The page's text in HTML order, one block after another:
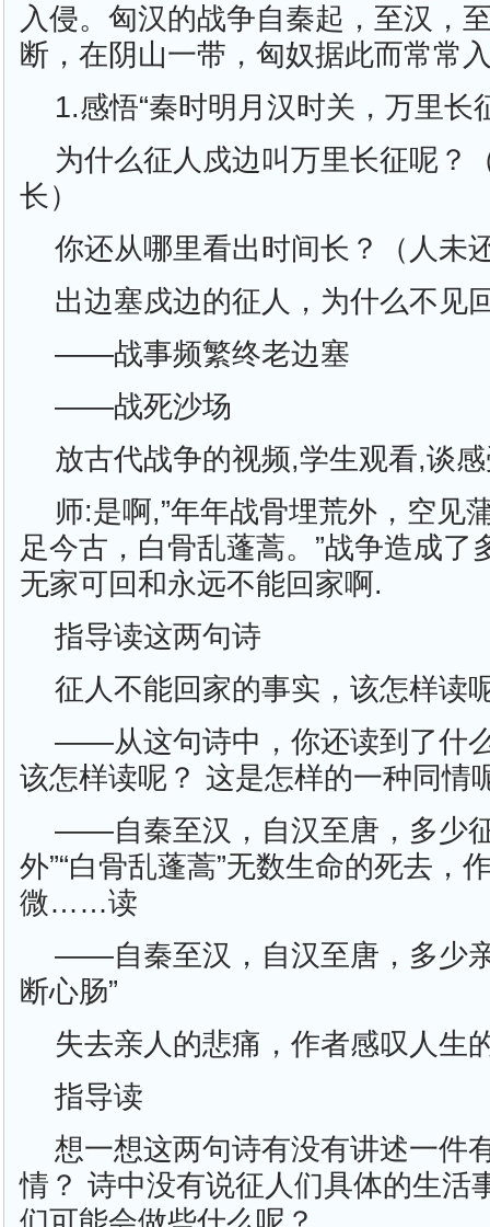
入侵。匈汉的战争自秦起，至汉，
断，在阴山一带，匈奴据此而常常
1.感悟“秦时明月汉时关，万里长
为什么征人戍边叫万里长征呢？
长）
你还从哪里看出时间长？（人未
出边塞戍边的征人，为什么不见
——战事频繁终老边塞
——战死沙场
放古代战争的视频,学生观看,谈
师:是啊,”年年战骨埋荒外，空见
足今古，白骨乱蓬蒿。”战争造成了
无家可回和永远不能回家啊.
指导读这两句诗
征人不能回家的事实，该怎样读
——从这句诗中，你还读到了什
该怎样读呢？ 这是怎样的一种同情
——自秦至汉，自汉至唐，多少
外”“白骨乱蓬蒿”无数生命的死去，
微……读
——自秦至汉，自汉至唐，多少
断心肠”
失去亲人的悲痛，作者感叹人
指导读
想一想这两句诗有没有讲述一件
情？ 诗中没有说征人们具体的生活